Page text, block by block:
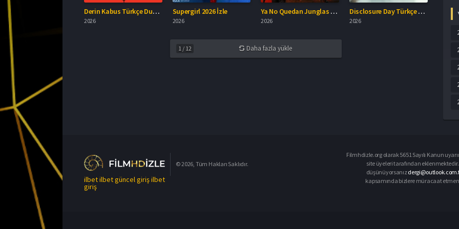
Derin Kabus Türkçe Dublaj İzle
2026
Supergirl 2026 İzle
2026
Ya No Quedan Junglas Türkçe Dublaj İzle
2026
Disclosure Day Türkçe Dublaj İzle
2026
1 / 12 Daha fazla yükle
ilbetilbet güncel girişilbet
giriş
© 2026, Tüm Hakları Saklıdır.
Filmhdizle.org olarak 5651 Sayılı Kanun
site üyeleri tarafından
düşünüyorsanız
kapsamında bizlere müracaat